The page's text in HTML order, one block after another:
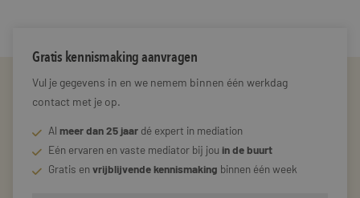
Gratis kennismaking aanvragen
Vul je gegevens in en we nemem binnen één werkdag
contact met je op.
Al meer dan 25 jaar dé expert in mediation
Eén ervaren en vaste mediator bij jou in de buurt
Gratis envrijblijvende kennismaking binnen één week